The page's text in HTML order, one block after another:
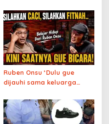
Ruben Onsu ‘Dulu gue
dijauhi sama keluarga
sekarang dijauhi karena
Mualaf’